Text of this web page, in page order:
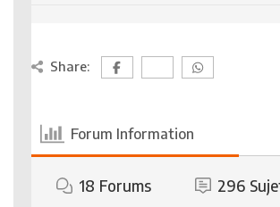
Share:
Forum Information
18 Forums 296